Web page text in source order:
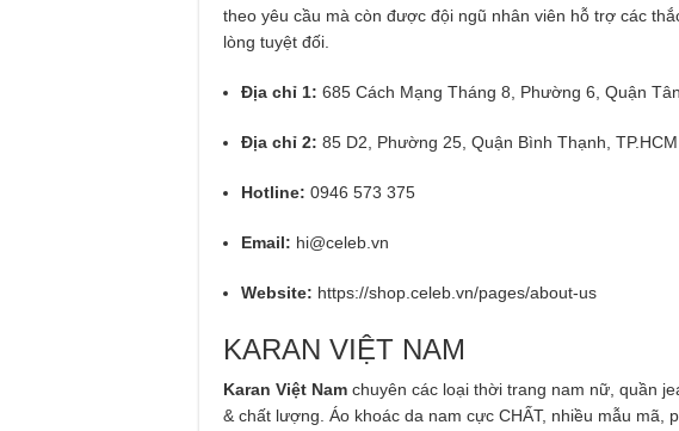
theo yêu cầu mà còn được đội ngũ nhân viên hỗ trợ các
lòng tuyệt đối.
Địa chỉ 1: 685 Cách Mạng Tháng 8, Phường 6, Quận
Địa chỉ 2: 85 D2, Phường 25, Quận Bình Thạnh, TP.HCM
Hotline: 0946 573 375
Email: hi@celeb.vn
Website: https://shop.celeb.vn/pages/about-us
KARAN VIỆT NAM
Karan Việt Nam chuyên các loại thời trang nam nữ, quần
& chất lượng. Áo khoác da nam cực CHẤT, nhiều mẫu mã,